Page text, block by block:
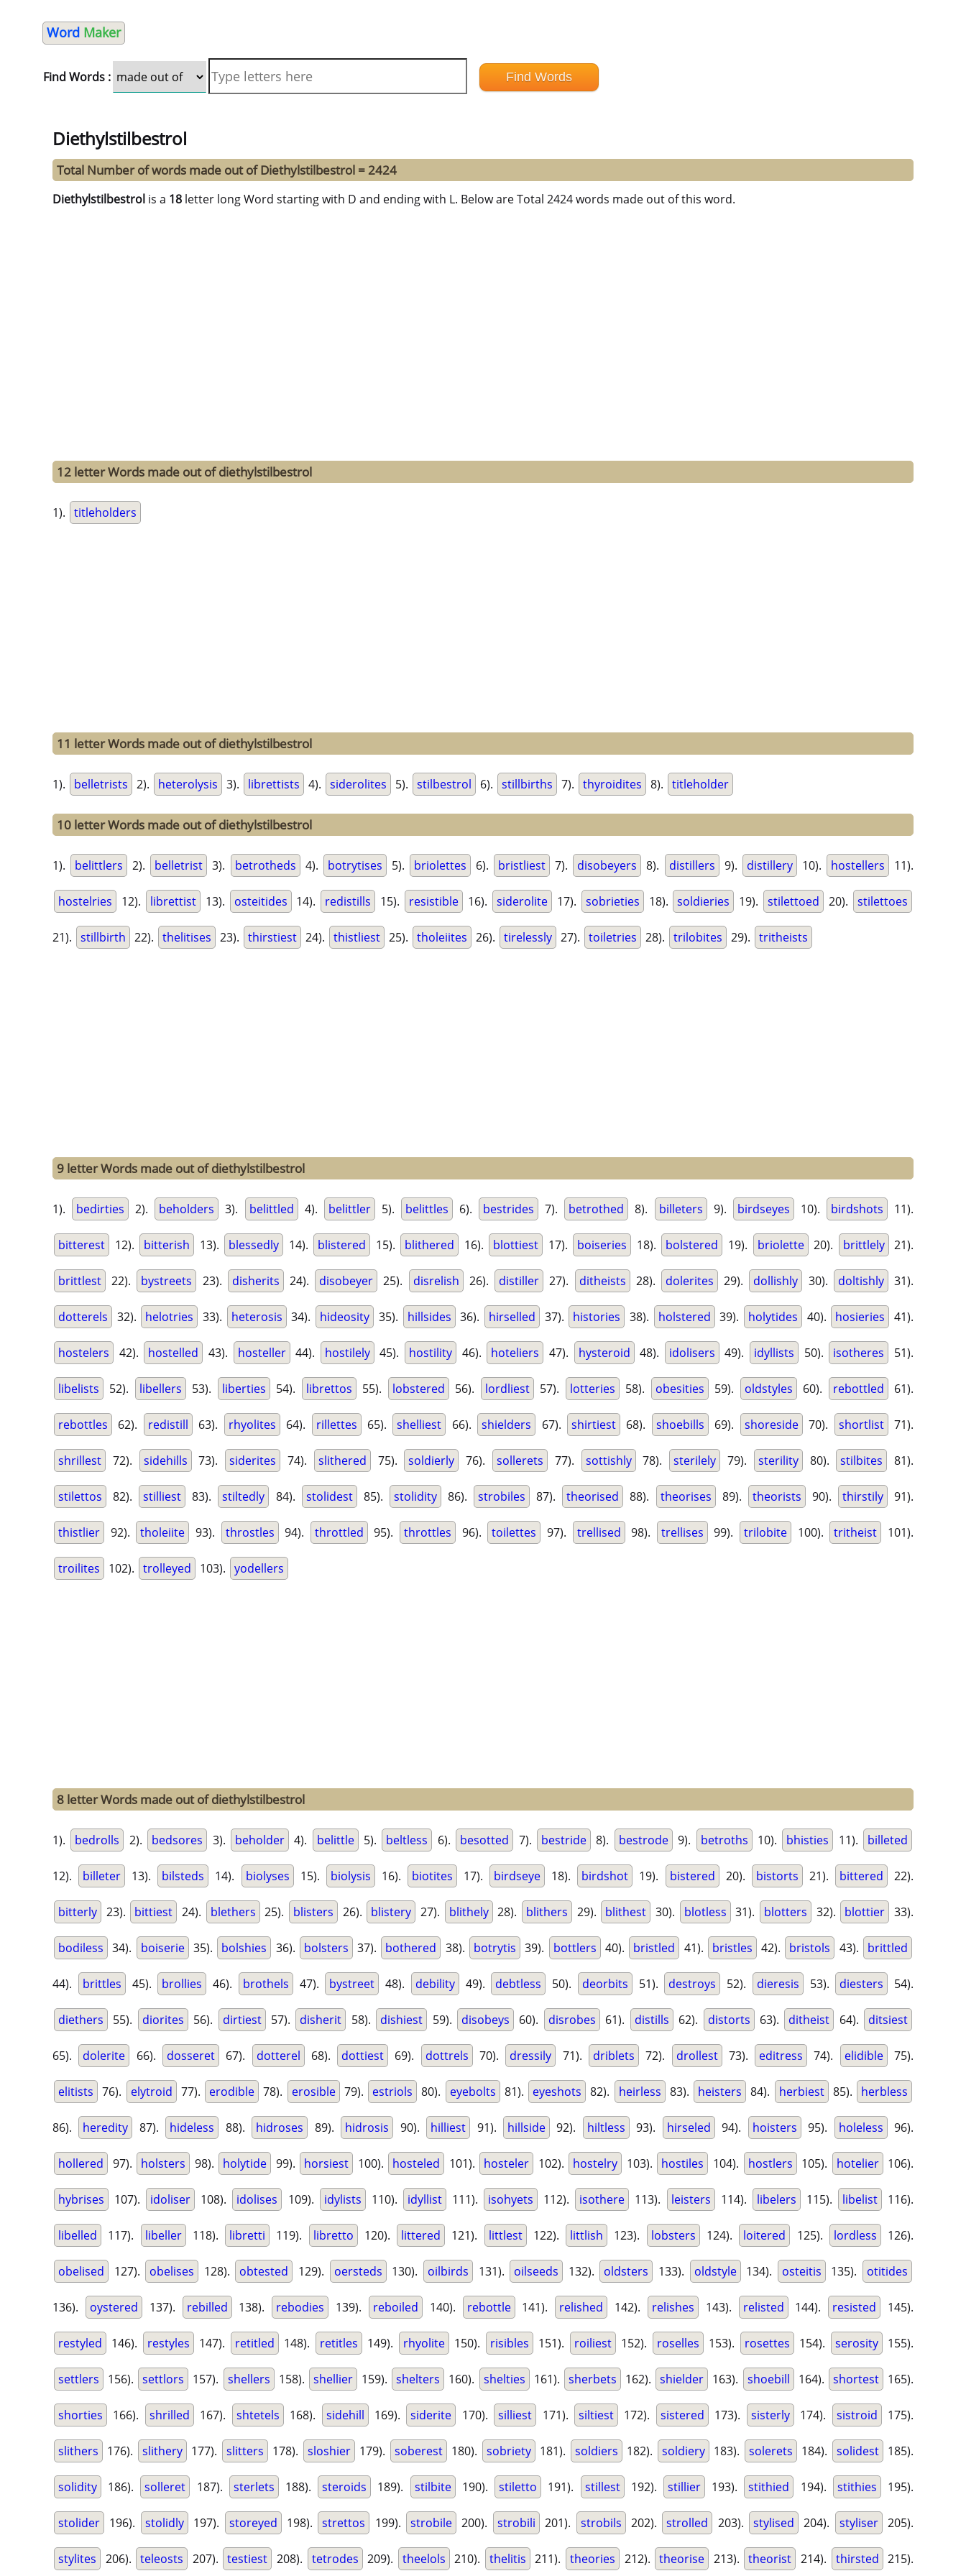
Word Maker
Find Words :
Diethylstilbestrol
Total Number of words made out of Diethylstilbestrol = 2424
Diethylstilbestrol is a 18 letter long Word starting with D and ending with L. Below are Total 2424 words made out of this word.
12 letter Words made out of diethylstilbestrol
1). titleholders
11 letter Words made out of diethylstilbestrol
1). belletrists 2). heterolysis 3). librettists 4). siderolites 5). stilbestrol 6). stillbirths 7). thyroidites 8). titleholder
10 letter Words made out of diethylstilbestrol
1). belittlers 2). belletrist 3). betrotheds 4). botrytises 5). briolettes 6). bristliest 7). disobeyers 8). distillers 9). distillery 10). hostellers 11).
hostelries 12). librettist 13). osteitides 14). redistills 15). resistible 16). siderolite 17). sobrieties 18). soldieries 19). stilettoed 20). stilettoes
21). stillbirth 22). thelitises 23). thirstiest 24). thistliest 25). tholeiites 26). tirelessly 27). toiletries 28). trilobites 29). tritheists
9 letter Words made out of diethylstilbestrol
1). bedirties 2). beholders 3). belittled 4). belittler 5). belittles 6). bestrides 7). betrothed 8). billeters 9). birdseyes 10). birdshots 11).
bitterest 12). bitterish 13). blessedly 14). blistered 15). blithered 16). blottiest 17). boiseries 18). bolstered 19). briolette 20). brittlely 21).
brittlest 22). bystreets 23). disherits 24). disobeyer 25). disrelish 26). distiller 27). ditheists 28). dolerites 29). dollishly 30). doltishly 31).
dotterels 32). helotries 33). heterosis 34). hideosity 35). hillsides 36). hirselled 37). histories 38). holstered 39). holytides 40). hosieries 41).
hostelers 42). hostelled 43). hosteller 44). hostilely 45). hostility 46). hoteliers 47). hysteroid 48). idolisers 49). idyllists 50). isotheres 51).
libelists 52). libellers 53). liberties 54). librettos 55). lobstered 56). lordliest 57). lotteries 58). obesities 59). oldstyles 60). rebottled 61).
rebottles 62). redistill 63). rhyolites 64). rillettes 65). shelliest 66). shielders 67). shirtiest 68). shoebills 69). shoreside 70). shortlist 71).
shrillest 72). sidehills 73). siderites 74). slithered 75). soldierly 76). sollerets 77). sottishly 78). sterilely 79). sterility 80). stilbites 81).
stilettos 82). stilliest 83). stiltedly 84). stolidest 85). stolidity 86). strobiles 87). theorised 88). theorises 89). theorists 90). thirstily 91).
thistlier 92). tholeiite 93). throstles 94). throttled 95). throttles 96). toilettes 97). trellised 98). trellises 99). trilobite 100). tritheist 101).
troilites 102). trolleyed 103). yodellers
8 letter Words made out of diethylstilbestrol
1). bedrolls 2). bedsores 3). beholder 4). belittle 5). beltless 6). besotted 7). bestride 8). bestrode 9). betroths 10). bhisties 11). billeted
12). billeter 13). bilsteds 14). biolyses 15). biolysis 16). biotites 17). birdseye 18). birdshot 19). bistered 20). bistorts 21). bittered 22).
bitterly 23). bittiest 24). blethers 25). blisters 26). blistery 27). blithely 28). blithers 29). blithest 30). blotless 31). blotters 32). blottier 33).
bodiless 34). boiserie 35). bolshies 36). bolsters 37). bothered 38). botrytis 39). bottlers 40). bristled 41). bristles 42). bristols 43). brittled
44). brittles 45). brollies 46). brothels 47). bystreet 48). debility 49). debtless 50). deorbits 51). destroys 52). dieresis 53). diesters 54).
diethers 55). diorites 56). dirtiest 57). disherit 58). dishiest 59). disobeys 60). disrobes 61). distills 62). distorts 63). ditheist 64). ditsiest
65). dolerite 66). dosseret 67). dotterel 68). dottiest 69). dottrels 70). dressily 71). driblets 72). drollest 73). editress 74). elidible 75).
elitists 76). elytroid 77). erodible 78). erosible 79). estriols 80). eyebolts 81). eyeshots 82). heirless 83). heisters 84). herbiest 85). herbless
86). heredity 87). hideless 88). hidroses 89). hidrosis 90). hilliest 91). hillside 92). hiltless 93). hirseled 94). hoisters 95). holeless 96).
hollered 97). holsters 98). holytide 99). horsiest 100). hosteled 101). hosteler 102). hostelry 103). hostiles 104). hostlers 105). hotelier 106).
hybrises 107). idoliser 108). idolises 109). idylists 110). idyllist 111). isohyets 112). isothere 113). leisters 114). libelers 115). libelist 116).
libelled 117). libeller 118). libretti 119). libretto 120). littered 121). littlest 122). littlish 123). lobsters 124). loitered 125). lordless 126).
obelised 127). obelises 128). obtested 129). oersteds 130). oilbirds 131). oilseeds 132). oldsters 133). oldstyle 134). osteitis 135). otitides
136). oystered 137). rebilled 138). rebodies 139). reboiled 140). rebottle 141). relished 142). relishes 143). relisted 144). resisted 145).
restyled 146). restyles 147). retitled 148). retitles 149). rhyolite 150). risibles 151). roiliest 152). roselles 153). rosettes 154). serosity 155).
settlers 156). settlors 157). shellers 158). shellier 159). shelters 160). shelties 161). sherbets 162). shielder 163). shoebill 164). shortest 165).
shorties 166). shrilled 167). shtetels 168). sidehill 169). siderite 170). silliest 171). siltiest 172). sistered 173). sisterly 174). sistroid 175).
slithers 176). slithery 177). slitters 178). sloshier 179). soberest 180). sobriety 181). soldiers 182). soldiery 183). solerets 184). solidest 185).
solidity 186). solleret 187). sterlets 188). steroids 189). stilbite 190). stiletto 191). stillest 192). stillier 193). stithied 194). stithies 195).
stolider 196). stolidly 197). storeyed 198). strettos 199). strobile 200). strobili 201). strobils 202). strolled 203). stylised 204). styliser 205).
stylites 206). teleosts 207). testiest 208). tetrodes 209). theelols 210). thelitis 211). theories 212). theorise 213). theorist 214). thirsted 215).